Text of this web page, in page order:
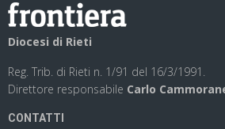
Diocesi di Rieti
Reg. Trib. di Rieti n. 1/91 del 16/3/1991.
Direttore responsabile Carlo
CONTATTI